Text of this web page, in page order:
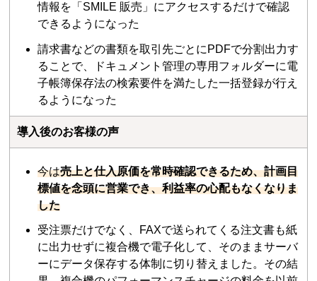
情報を「SMILE 販売」にアクセスするだけで確認
できるようになった
請求書などの書類を取引先ごとにPDFで分割出力す
ることで、ドキュメント管理の専用フォルダーに電
子帳簿保存法の検索要件を満たした一括登録が行え
るようになった
導入後のお客様の声
今は売上と仕入原価を常時確認できるため、計画目
標値を念頭に営業でき、利益率の心配もなくなりま
した
受注票だけでなく、FAXで送られてくる注文書も紙
に出力せずに複合機で電子化して、そのままサーバ
ーにデータ保存する体制に切り替えました。その結